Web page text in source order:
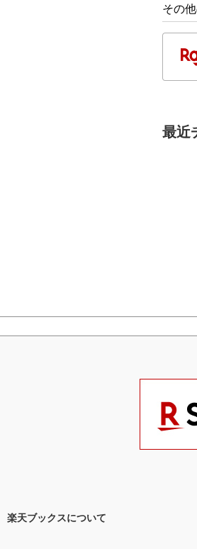
その
最近
楽天ブックスについて